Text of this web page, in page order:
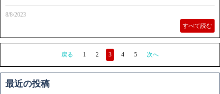
8/8/2023
すべて読む
戻る 1 2 3 4 5 次へ
最近の投稿